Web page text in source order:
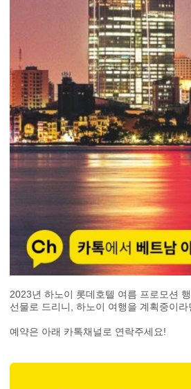
2023년 하노이 롯데호텔 여름 프로모션
선물로 드리니, 하노이 여행을 계획중이
예약은 아래 카톡채널로 연락주세요!